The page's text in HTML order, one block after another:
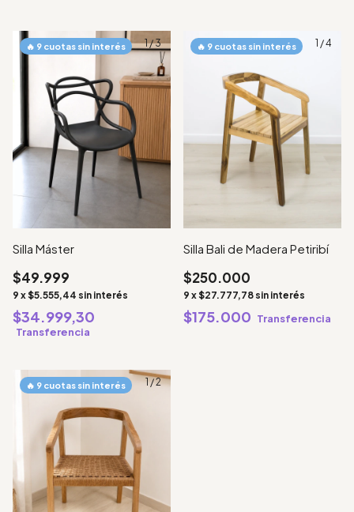
1/3
Silla Máster
$49.999
9 x$5.555,44 sin interés
$34.999,30
Transferencia
1 /4
Silla Bali de Madera Petiribí
$250.000
9 x$27.777,78 sin interés
$175.000 Transferencia
1/2